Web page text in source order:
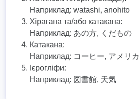
Наприклад: watashi, anohito
Хірагана та/або катакана:
Наприклад: あの方, くだもの
Катакана:
Наприклад: コーヒー, アメリカ
Ієрогліфи:
Наприклад: 図書館, 天気